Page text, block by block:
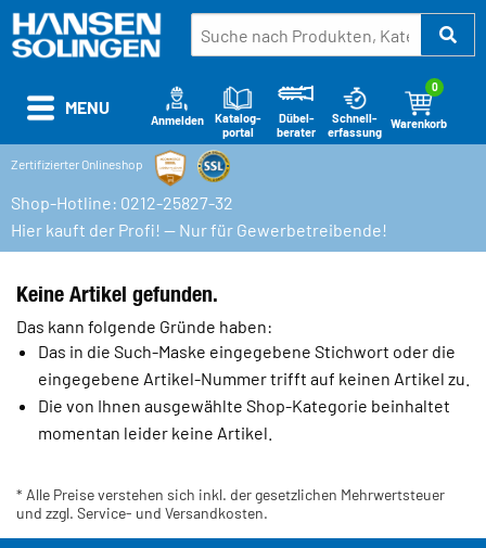
Warenkorb
0
Schnell-
erfassung
Dübel-
berater
Katalog-
portal
Anmelden
Zertifizierter Onlineshop
Shop-Hotline: 0212-25827-32
Hier kauft der Profi! — Nur für Gewerbetreibende!
MENU
Keine Artikel gefunden.
Das kann folgende Gründe haben:
Das in die Such-Maske eingegebene Stichwort oder die
eingegebene Artikel-Nummer trifft auf keinen Artikel zu.
Die von Ihnen ausgewählte Shop-Kategorie beinhaltet
momentan leider keine Artikel.
* Alle Preise verstehen sich inkl. der gesetzlichen Mehrwertsteuer
und zzgl. Service- und Versandkosten.